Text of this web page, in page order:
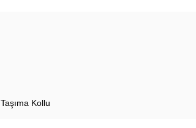
Taşıma Kollu